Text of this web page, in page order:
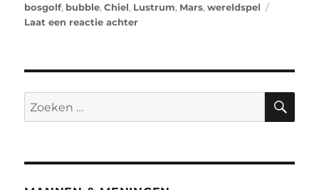
bosgolf, bubble,Chiel, Lustrum, Mars,wereldspel
Laat een reactie achter